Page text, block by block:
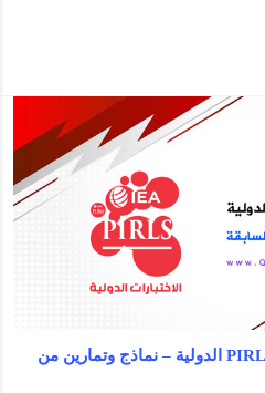
تدريبات صفية على اختبارات PIRLS الدولية – نماذج وتمارين من